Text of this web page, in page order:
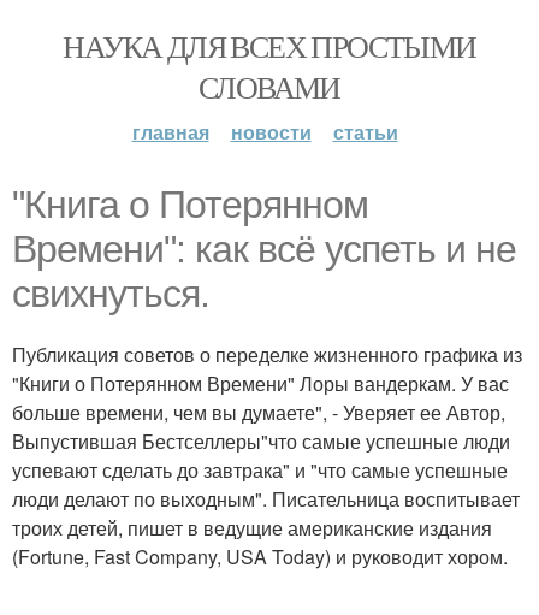
НАУКА ДЛЯ ВСЕХ ПРОСТЫМИ
СЛОВАМИ
главная новости статьи
"Книга о Потерянном
Времени": как всё успеть и не
свихнуться.
Публикация советов о переделке жизненного графика из
"Книги о Потерянном Времени" Лоры вандеркам. У вас
больше времени, чем вы думаете", - Уверяет ее Автор,
Выпустившая Бестселлеры"что самые успешные люди
успевают сделать до завтрака" и "что самые успешные
люди делают по выходным". Писательница воспитывает
троих детей, пишет в ведущие американские издания
(Fortune, Fast Company, USA Today) и руководит хором.